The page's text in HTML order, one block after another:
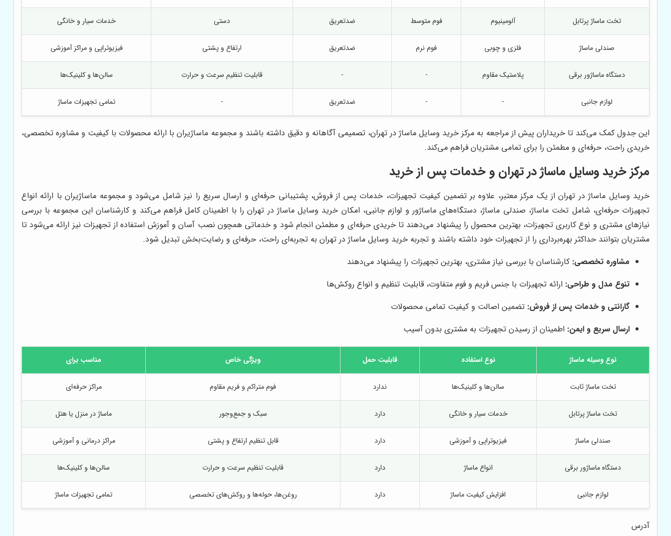
تخت ماساژ پرتابل آلومینیوم فوم متوسط ضدتعریق دستی خدمات سیار و خانگی
صندلی ماساژ فلزی و چوبی فوم نرم ضدتعریق ارتفاع و پشتی فیزیوتراپی و مراکز آموزشی
دستگاه ماساژور برقی پلاستیک مقاوم -
- قابلیت تنظیم سرعت و حرارت سالن‌ها و کلینیک‌ها
لوازم جانبی -
- ضدتعریق - تمامی تجهیزات ماساژ
این جدول کمک می‌کند تا خریداران پیش از مراجعه به مرکز خرید وسایل ماساژ در تهران، تصمیمی آگاهانه و دقیق داشته باشند و مجموعه ماساژیران با ارائه محصولات با کیفیت و مشاوره تخصصی،
خریدی راحت، حرفه‌ای و مطمئن را برای تمامی مشتریان فراهم می‌کند.
مرکز خرید وسایل ماساژ در تهران و خدمات پس از خرید
خرید وسایل ماساژ در تهران از یک مرکز معتبر، علاوه بر تضمین کیفیت تجهیزات، خدمات پس از فروش، پشتیبانی حرفه‌ای و ارسال سریع را نیز شامل می‌شود و مجموعه ماساژیران با ارائه انواع
تجهیزات حرفه‌ای، شامل تخت ماساژ، صندلی ماساژ، دستگاه‌های ماساژور و لوازم جانبی، امکان خرید وسایل ماساژ در تهران را با اطمینان کامل فراهم می‌کند و کارشناسان این مجموعه با بررسی
نیازهای مشتری و نوع کاربری تجهیزات، بهترین محصول را پیشنهاد می‌دهند تا خریدی حرفه‌ای و مطمئن انجام شود و خدماتی همچون نصب آسان و آموزش استفاده از تجهیزات نیز ارائه می‌شود تا
مشتریان بتوانند حداکثر بهره‌برداری را از تجهیزات خود داشته باشند و تجربه خرید وسایل ماساژ در تهران به تجربه‌ای راحت، حرفه‌ای و رضایت‌بخش تبدیل شود.
مشاوره تخصصی: کارشناسان با بررسی نیاز مشتری، بهترین تجهیزات را پیشنهاد می‌دهند
تنوع مدل و طراحی: ارائه تجهیزات با جنس فریم و فوم متفاوت، قابلیت تنظیم و انواع روکش‌ها
گارانتی و خدمات پس از فروش: تضمین اصالت و کیفیت تمامی محصولات
ارسال سریع و ایمن: اطمینان از رسیدن تجهیزات به مشتری بدون آسیب
نوع وسیله ماساژ نوع استفاده قابلیت حمل ویژگی خاص مناسب برای
تخت ماساژ ثابت سالن‌ها و کلینیک‌ها ندارد فوم متراکم و فریم مقاوم مراکز حرفه‌ای
تخت ماساژ پرتابل خدمات سیار و خانگی دارد سبک و جمع‌وجور ماساژ در منزل یا هتل
صندلی ماساژ فیزیوتراپی و آموزشی دارد قابل تنظیم ارتفاع و پشتی مراکز درمانی و آموزشی
دستگاه ماساژور برقی انواع ماساژ دارد قابلیت تنظیم سرعت و حرارت سالن‌ها و کلینیک‌ها
لوازم جانبی افزایش کیفیت ماساژ دارد روغن‌ها، حوله‌ها و روکش‌های تخصصی تمامی تجهیزات ماساژ
آدرس